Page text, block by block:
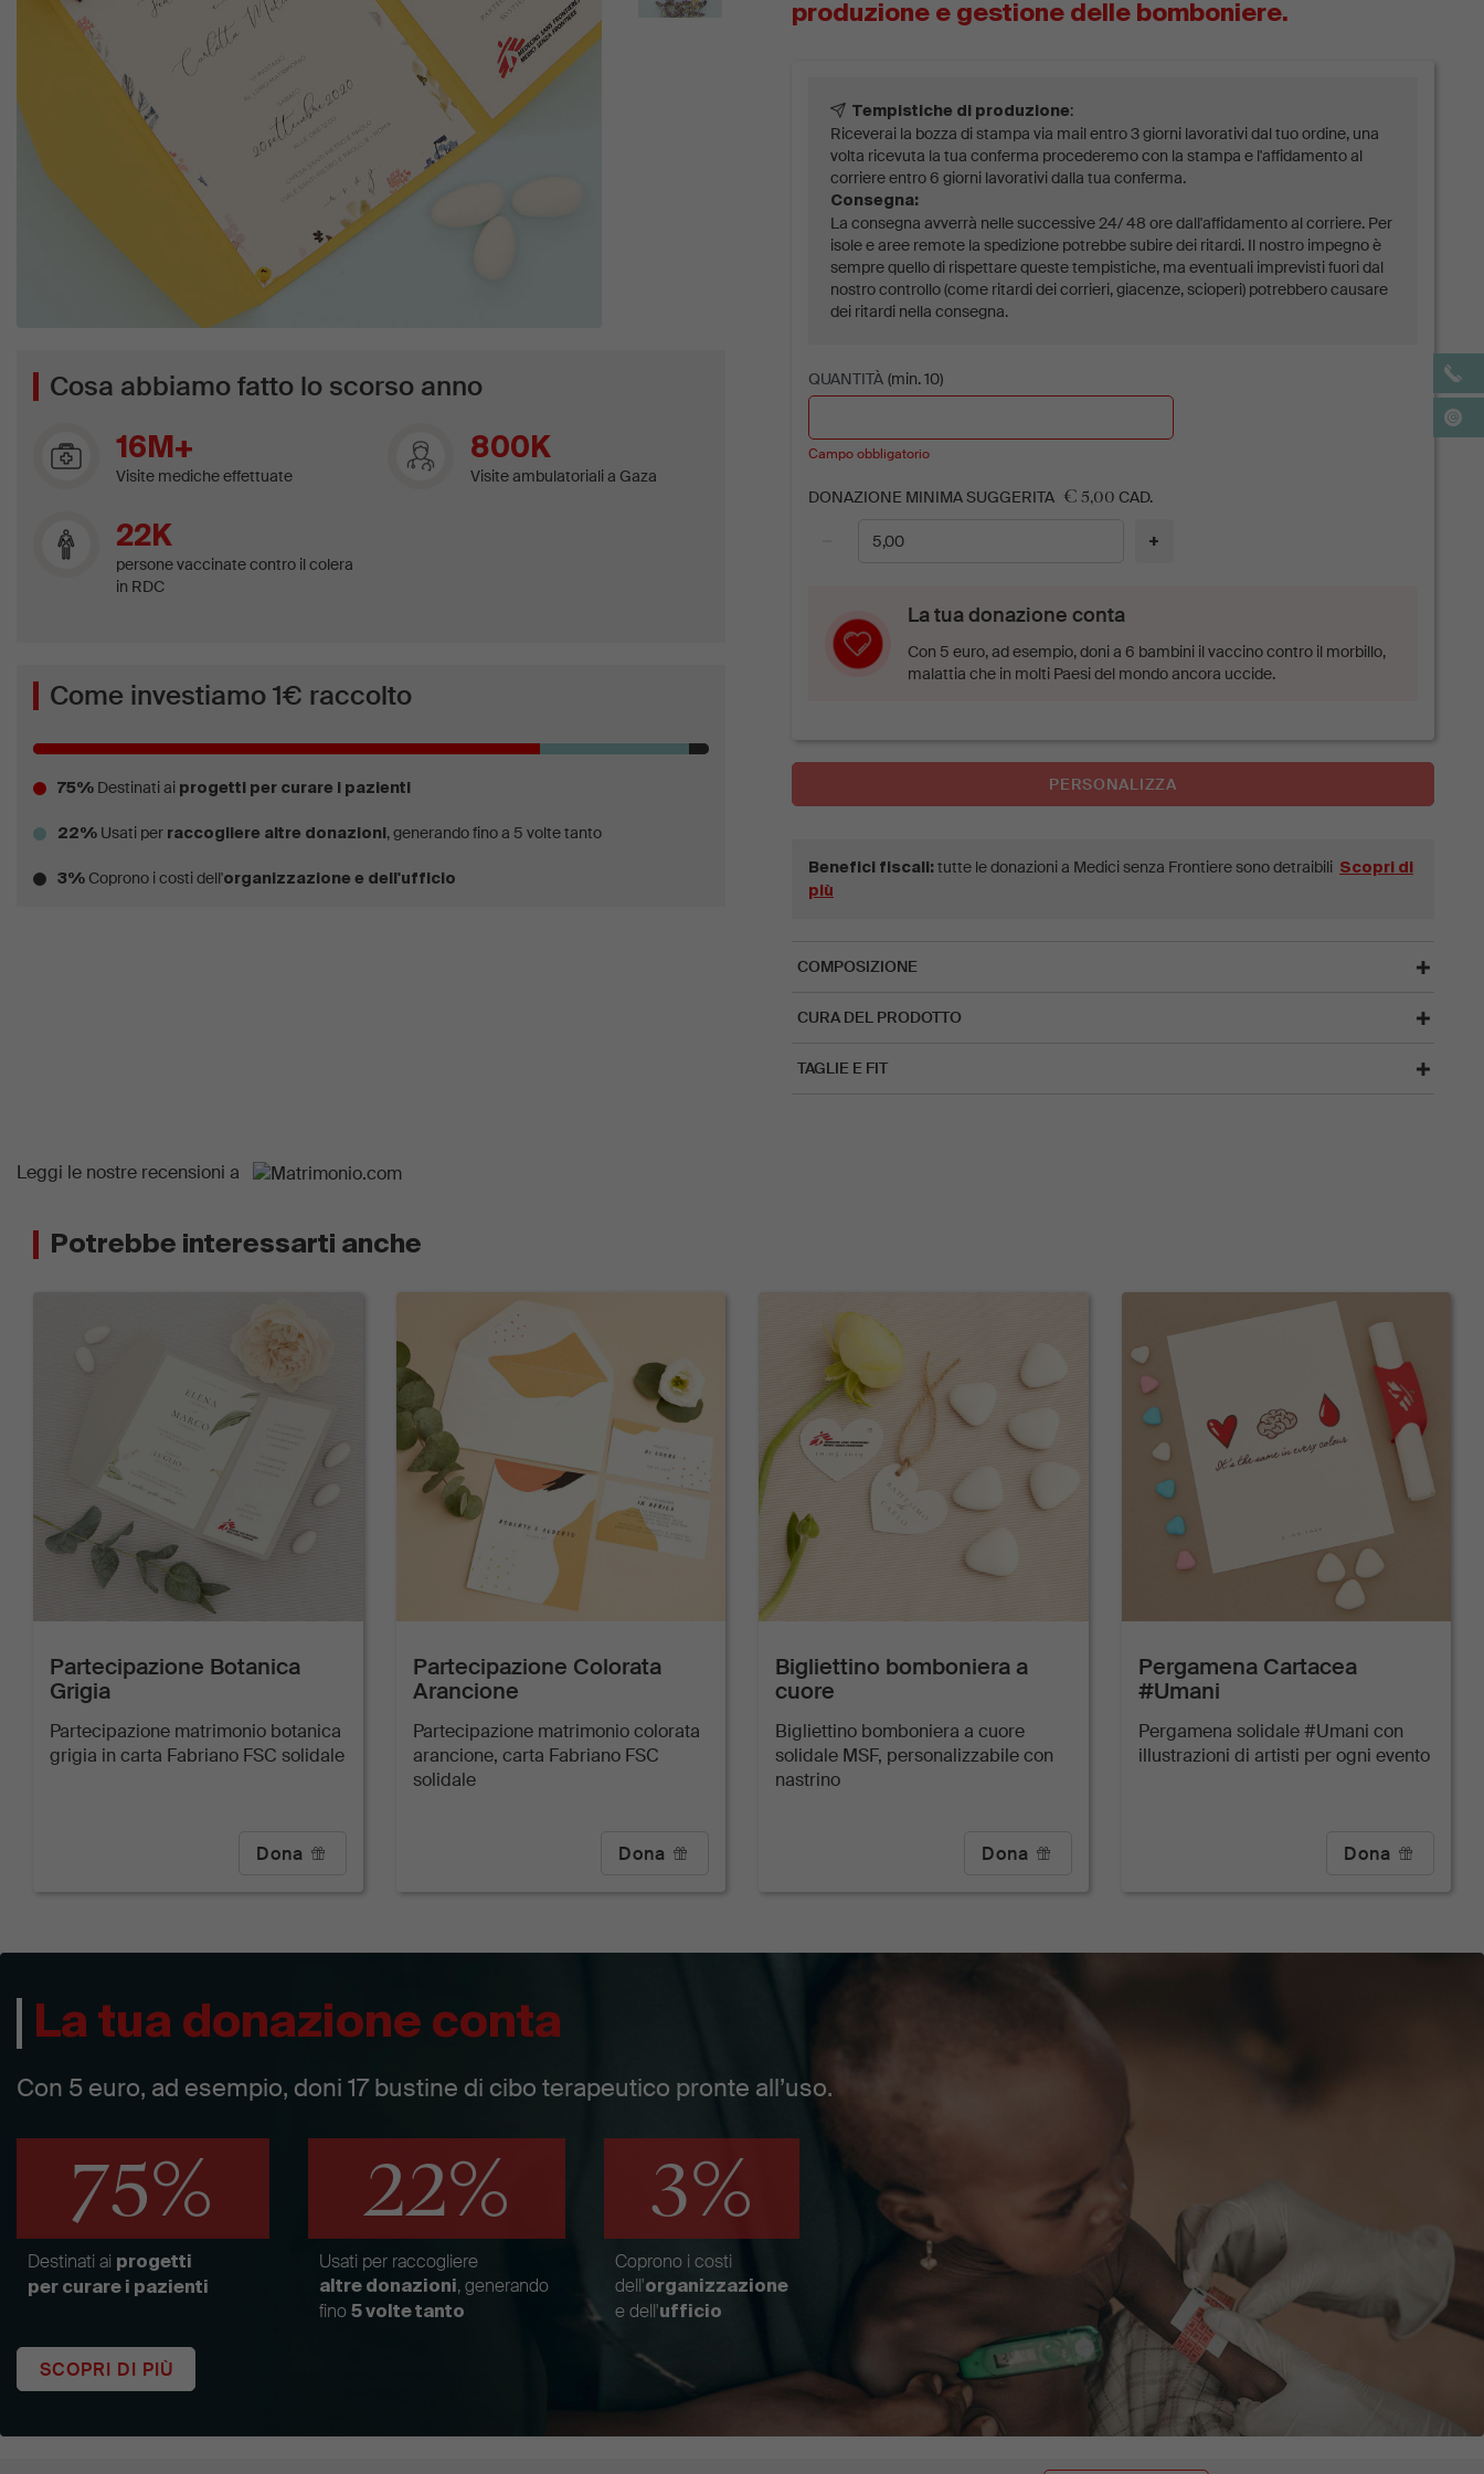
Cosa abbiamo fatto lo scorso anno
16M+
Visite mediche effettuate
800K
Visite ambulatoriali a Gaza
22K
persone vaccinate contro il colera
in RDC
Come investiamo 1€ raccolto
75% Destinati ai progetti per curare i pazienti
22% Usati per raccogliere altre donazioni , generando fino a 5 volte tanto
3% Coprono i costi dell'organizzazione e dell'ufficio
produzione e gestione delle bomboniere.
Tempistiche di produzione:
Riceverai la bozza di stampa via mail entro 3 giorni lavorativi dal tuo ordine, una
volta ricevuta la tua conferma procederemo con la stampa e l'affidamento al
corriere entro 6 giorni lavorativi dalla tua conferma.
Consegna:
La consegna avverrà nelle successive 24/ 48 ore dall'affidamento al corriere. Per
isole e aree remote la spedizione potrebbe subire dei ritardi. Il nostro impegno è
sempre quello di rispettare queste tempistiche, ma eventuali imprevisti fuori dal
nostro controllo (come ritardi dei corrieri, giacenze, scioperi) potrebbero causare
dei ritardi nella consegna.
QUANTITÀ (min. 10)
Campo obbligatorio
DONAZIONE MINIMA SUGGERITA € 5,00 CAD.
+
La tua donazione conta
Con 5 euro, ad esempio, doni a 6 bambini il vaccino contro il morbillo,
malattia che in molti Paesi del mondo ancora uccide.
PERSONALIZZA
Benefici fiscali: tutte le donazioni a Medici senza Frontiere sono detraibili Scopri di
più
COMPOSIZIONE
CURA DEL PRODOTTO
TAGLIE E FIT
Leggi le nostre recensioni a
Potrebbe interessarti anche
Partecipazione Botanica
Grigia
Partecipazione matrimonio botanica
grigia in carta Fabriano FSC solidale
Dona
Partecipazione Colorata
Arancione
Partecipazione matrimonio colorata
arancione, carta Fabriano FSC
solidale
Dona
Bigliettino bomboniera a
cuore
Bigliettino bomboniera a cuore
solidale MSF, personalizzabile con
nastrino
Dona
Pergamena Cartacea
#Umani
Pergamena solidale #Umani con
illustrazioni di artisti per ogni evento
Dona
La tua donazione conta
Con 5 euro, ad esempio, doni 17 bustine di cibo terapeutico pronte all’uso.
75%
Destinati ai progetti
per curare i pazienti
22%
Usati per raccogliere
altre donazioni, generando
fino 5 volte tanto
3%
Coprono i costi
dell'organizzazione
e dell'ufficio
SCOPRI DI PIÙ